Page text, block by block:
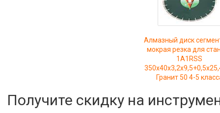
Алмазный диск
мокрая резка для
1A1RSS
Гранит 50 4-5
Получите скидку на